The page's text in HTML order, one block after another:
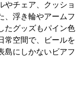
やチェア、クッショ
、浮き輪やアームフ
たグッズもパイン色
常空間で、ビールを
島にしかないビアフ